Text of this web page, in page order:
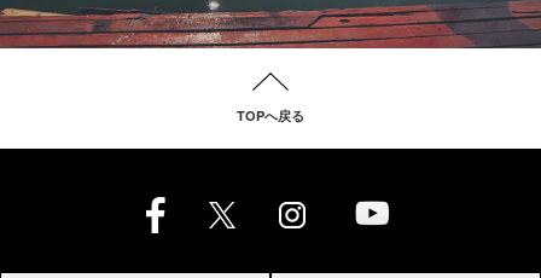
TOPへ戻る